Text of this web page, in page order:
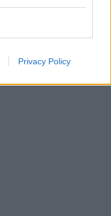
Privacy Policy